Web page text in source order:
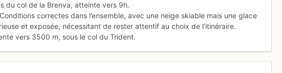
du col de la Brenva, atteinte vers 9h.
correctes dans l’ensemble, avec une neige skiable mais une glace
et exposée, nécessitant de rester attentif au choix de l’itinéraire.
vers 3500 m, sous le col du Trident.